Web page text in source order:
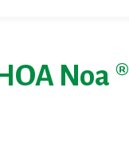
Noa ®